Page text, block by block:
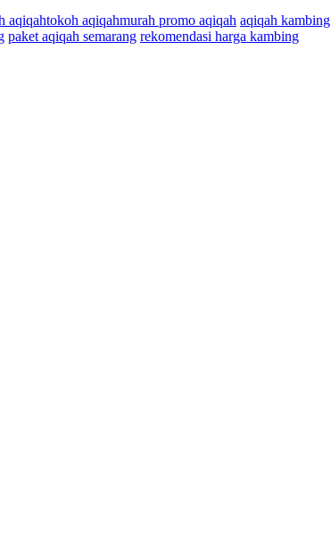
aqiqahtokoh aqiqahmurah promo aqiqah aqiqah kambing
paket aqiqah semarang rekomendasi harga kambing